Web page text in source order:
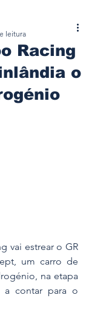
Racing
o
leitura
estrelas.
vai estrear o GR
um carro de
na etapa
a contar para o